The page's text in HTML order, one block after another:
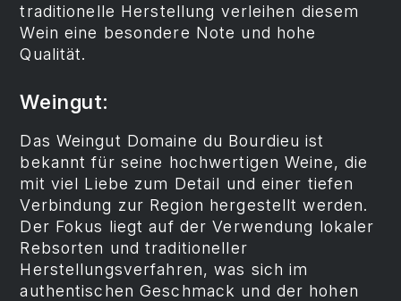
traditionelle Herstellung verleihen diesem
Wein eine besondere Note und hohe
Qualität.
Weingut:
Das Weingut Domaine du Bourdieu ist
bekannt für seine hochwertigen Weine, die
mit viel Liebe zum Detail und einer tiefen
Verbindung zur Region hergestellt werden.
Der Fokus liegt auf der Verwendung lokaler
Rebsorten und traditioneller
Herstellungsverfahren, was sich im
authentischen Geschmack und der hohen